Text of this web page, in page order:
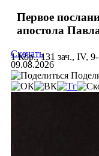
Первое
апостола
1 Кор., 131 зач., IV,
Скачать
09.08.2026